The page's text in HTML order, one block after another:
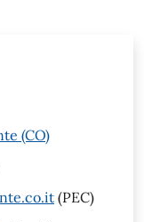
(CO)
(PEC)